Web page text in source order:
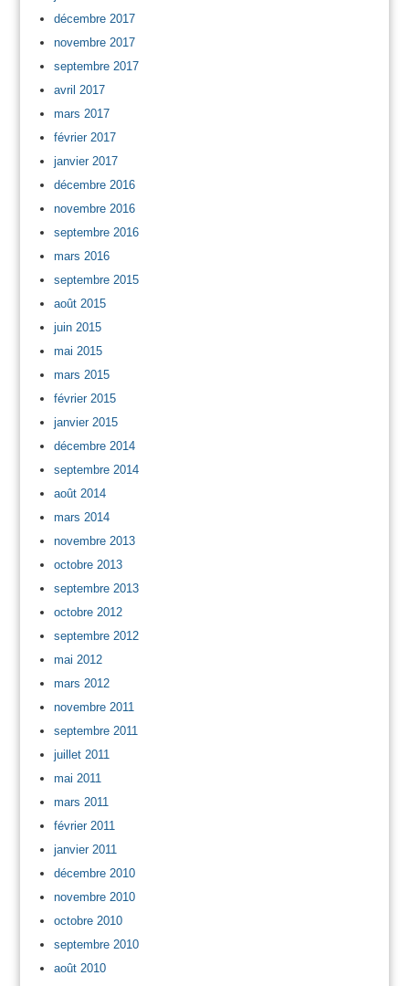
décembre 2017
novembre 2017
septembre 2017
avril 2017
mars 2017
février 2017
janvier 2017
décembre 2016
novembre 2016
septembre 2016
mars 2016
septembre 2015
août 2015
juin 2015
mai 2015
mars 2015
février 2015
janvier 2015
décembre 2014
septembre 2014
août 2014
mars 2014
novembre 2013
octobre 2013
septembre 2013
octobre 2012
septembre 2012
mai 2012
mars 2012
novembre 2011
septembre 2011
juillet 2011
mai 2011
mars 2011
février 2011
janvier 2011
décembre 2010
novembre 2010
octobre 2010
septembre 2010
août 2010